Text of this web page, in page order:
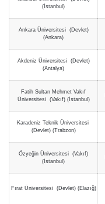
(İstanbul)
Ankara Üniversitesi (Devlet)
(Ankara)
Akdeniz Üniversitesi (Devlet)
(Antalya)
Fatih Sultan Mehmet Vakıf
Üniversitesi (Vakıf) (İstanbul)
Karadeniz Teknik Üniversitesi
(Devlet) (Trabzon)
Özyeğin Üniversitesi (Vakıf)
(İstanbul)
Fırat Üniversitesi (Devlet) (Elazığ)